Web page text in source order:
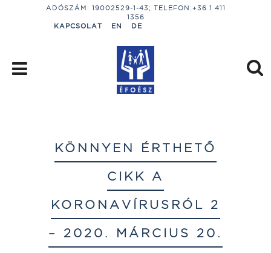
ADÓSZÁM: 19002529-1-43; TELEFON:+36 1 411
1356
KAPCSOLAT
EN DE
KÖNNYEN ÉRTHETŐ
CIKK A
KORONAVÍRUSRÓL 2
– 2020. MÁRCIUS 20.